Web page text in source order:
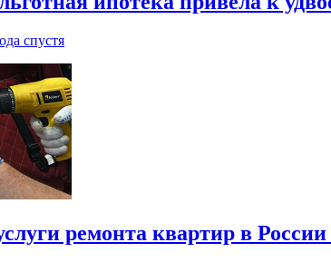
спустя
ремонта квартир в